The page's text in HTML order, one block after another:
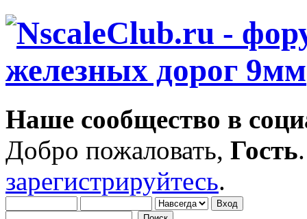
Наше сообщество в
Добро пожаловать, Гость
зарегистрируйтесь.